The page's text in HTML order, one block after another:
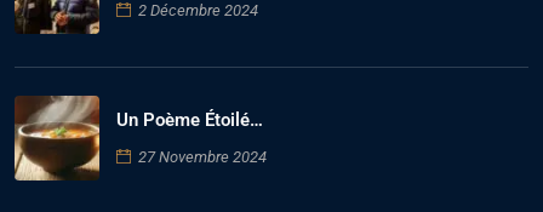
2 Décembre 2024
Un Poème Étoilé…
27 Novembre 2024